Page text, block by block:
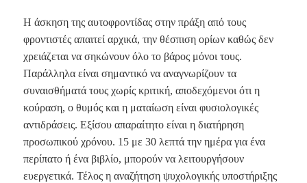
Η άσκηση της αυτοφροντίδας στην πράξη από τους
φροντιστές απαιτεί αρχικά, την θέσπιση ορίων καθώς δεν
χρειάζεται να σηκώνουν όλο το βάρος μόνοι τους.
Παράλληλα είναι σημαντικό να αναγνωρίζουν τα
συναισθήματά τους χωρίς κριτική, αποδεχόμενοι ότι η
κούραση, ο θυμός και η ματαίωση είναι φυσιολογικές
αντιδράσεις. Εξίσου απαραίτητο είναι η διατήρηση
προσωπικού χρόνου. 15 με 30 λεπτά την ημέρα για ένα
περίπατο ή ένα βιβλίο, μπορούν να λειτουργήσουν
ευεργετικά. Τέλος η αναζήτηση ψυχολογικής υποστήριξης